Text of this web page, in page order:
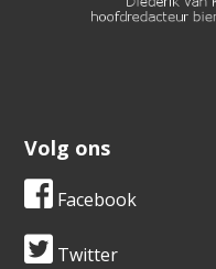
Volg ons
Facebook
Twitter